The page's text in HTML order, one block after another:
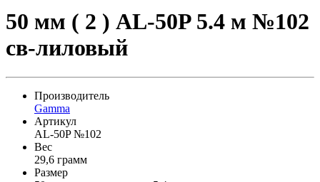
50 мм ( 2 ) AL-50P 5.4 м №102
св-лиловый
Производитель
Gamma
Артикул
AL-50P №102
Вес
29,6 грамм
Размер